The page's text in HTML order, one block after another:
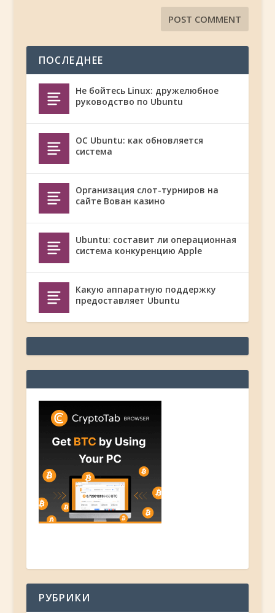
ПОСЛЕДНЕЕ
Не бойтесь Linux: дружелюбное
руководство по Ubuntu
ОС Ubuntu: как обновляется
система
Организация слот-турниров на
сайте Вован казино
Ubuntu: составит ли операционная
система конкуренцию Apple
Какую аппаратную поддержку
предоставляет Ubuntu
РУБРИКИ